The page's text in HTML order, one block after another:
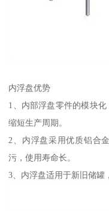
内浮盘优势
1、内部浮盘零件的模块
缩短生产周期。
2、内浮盘采用优质铝合
污，使用寿命长。
3、内浮盘适用于新旧储罐